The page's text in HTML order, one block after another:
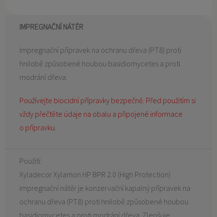
IMPREGNAČNÍ NÁTĚR
Impregnační přípravek na ochranu dřeva (PT8) proti
hnilobě způsobené houbou basidiomycetes a proti
modrání dřeva.
Používejte biocidní přípravky bezpečně. Před použitím si
vždy přečtěte údaje na obalu a připojené informace
o přípravku.
Použití:
Xyladecor Xylamon HP BPR 2.0 (High Protection)
impregnační nátěr je konzervační kapalný přípravek na
ochranu dřeva (PT8) proti hnilobě způsobené houbou
basidiomycetes a proti modrání dřeva. Zlepšuje